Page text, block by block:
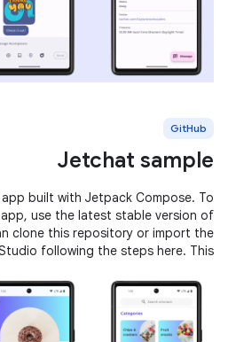
GitHub
Jetchat sample
built with Jetpack Compose. To
use the latest stable version of
clone this repository or import the
following the steps here. This